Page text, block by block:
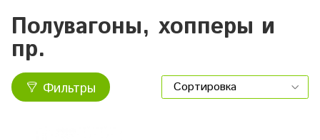
Полувагоны, хопперы и
пр.
Фильтры